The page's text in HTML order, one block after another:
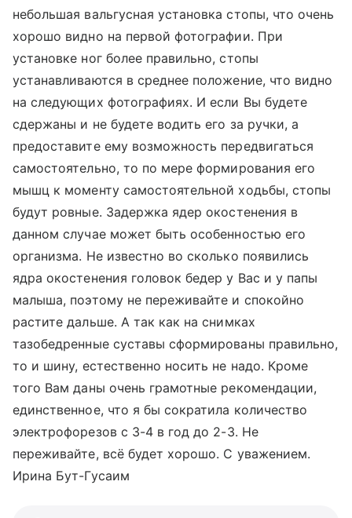
небольшая вальгусная установка стопы, что очень
хорошо видно на первой фотографии. При
установке ног более правильно, стопы
устанавливаются в среднее положение, что видно
на следующих фотографиях. И если Вы будете
сдержаны и не будете водить его за ручки, а
предоставите ему возможность передвигаться
самостоятельно, то по мере формирования его
мышц к моменту самостоятельной ходьбы, стопы
будут ровные. Задержка ядер окостенения в
данном случае может быть особенностью его
организма. Не известно во сколько появились
ядра окостенения головок бедер у Вас и у папы
малыша, поэтому не переживайте и спокойно
растите дальше. А так как на снимках
тазобедренные суставы сформированы правильно,
то и шину, естественно носить не надо. Кроме
того Вам даны очень грамотные рекомендации,
единственное, что я бы сократила количество
электрофорезов с 3-4 в год до 2-3. Не
переживайте, всё будет хорошо. С уважением.
Ирина Бут-Гусаим